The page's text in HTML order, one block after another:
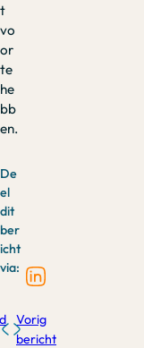
t
vo
or
te
he
bb
en.
De
el
dit
ber
icht
via:
Vorig
bericht